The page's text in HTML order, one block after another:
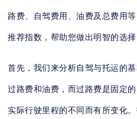
路费、自驾费用、油费及总费用
推荐指数，帮助您做出明智的选择
首先，我们来分析自驾与托运的
过路费和油费，而过路费是固定
实际行驶里程的不同而有所变化